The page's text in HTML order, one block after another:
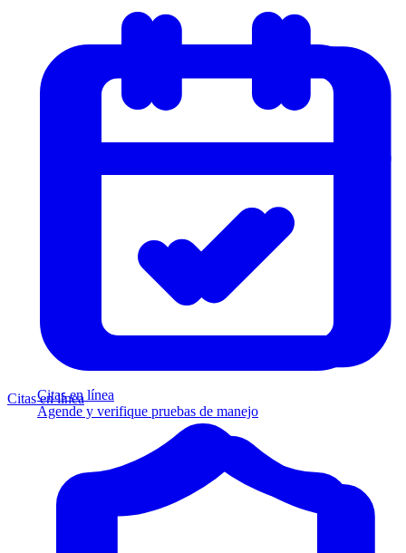
Citas en línea
Agende y verifique pruebas de manejo
Citas en línea